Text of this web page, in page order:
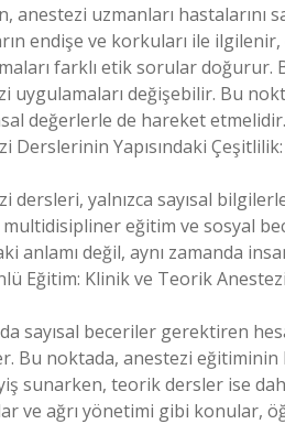
anestezi uzmanları hastalarını
endişe ve korkuları ile ilgilenir,
farklı etik sorular doğurur.
uygulamaları değişebilir. Bu
değerlerle de hareket etmelidir.
Derslerinin Yapısındaki
dersleri, yalnızca sayısal
eğitim ve sosyal
anlamı değil, aynı zamanda
Eğitim: Klinik ve Teorik Anestezi
sayısal beceriler gerektiren
Bu noktada, anestezi
sunarken, teorik dersler ise
ve ağrı yönetimi gibi konular,